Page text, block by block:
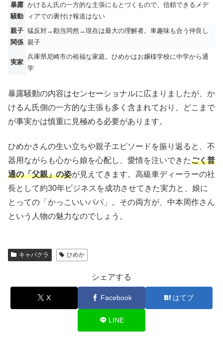
暴露
騒動
かけるん氏の一方的な主張にもとづくもので、信頼できるメデ
ィアでの裏付け報道はない
親子
関係
猛反対→勘当同然→現在は最大の理解者。車趣味も合う仲良し
親子
実家
兵庫県尼崎市の裕福な家庭。ひめかはお嬢様学校に中学から通
学
暴露騒動の内容はセンセーショナルに広まりましたが、か
けるん氏側の一方的な主張も多く含まれており、どこまで
が事実かは慎重に見極める必要があります。
ひめかさんの生い立ちや親子エピソードを振り返ると、不
器用ながらも心から娘を心配し、愛情を注いできたごく普
通の「父親」の姿が見えてきます。高級車ディーラーの社
長として約30年ビジネスを成功させてきた実力と、娘に
とっての「かっこいいパパ」。その両方が、中本周作さん
という人物の魅力なのでしょう。
キャバクラ ひめか
シェアする
X Facebook はてブ
LINE